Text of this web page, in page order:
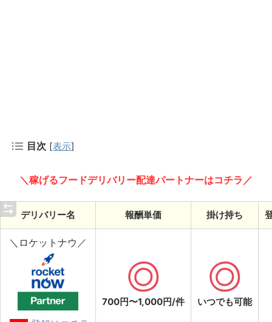
目次 [表示]
＼稼げるフードデリバリー配達パートナーはコチラ／
デリバリー名 報酬単価 掛け持ち
＼ロケットナウ／
700円〜1,000円/件 いつでも可能